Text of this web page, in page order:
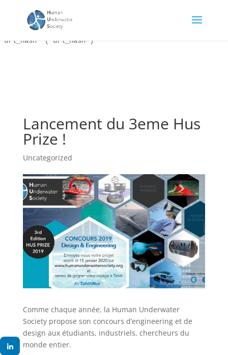
'22hus_44_blc_links.url_hash']
ALTER TABLE `22hus_44_blc_links` ADD UNIQUE KEY
`url_hash` (`url_hash`)
Lancement du 3eme Hus
Prize !
Uncategorized
Comme chaque année, la Human Underwater
Society propose son concours d’engineering et de
design aux étudiants, industriels, chercheurs du
monde entier.